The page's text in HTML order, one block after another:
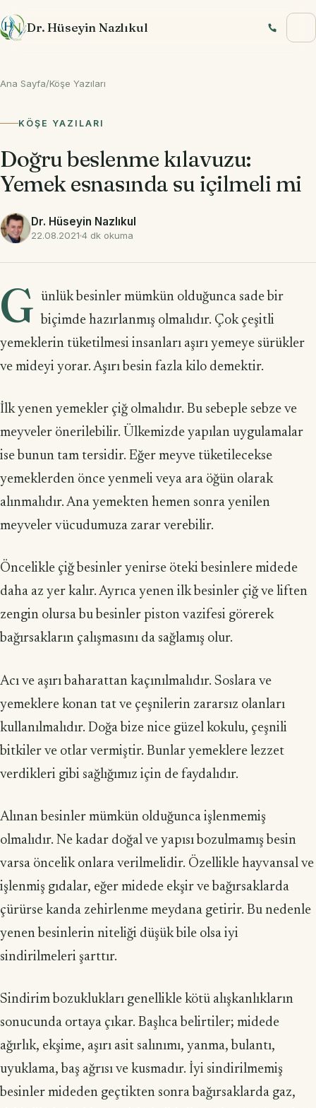
Dr. Hüseyin Nazlıkul
Ana Sayfa/Köşe Yazıları
KÖŞE YAZILARI
Doğru beslenme kılavuzu:
Yemek esnasında su içilmeli mi
Dr. Hüseyin Nazlıkul
22.08.2021 4 dk okuma
G ünlük besinler mümkün olduğunca sade bir
biçimde hazırlanmış olmalıdır. Çok çeşitli
yemeklerin tüketilmesi insanları aşırı yemeye sürükler
ve mideyi yorar. Aşırı besin fazla kilo demektir.
İlk yenen yemekler çiğ olmalıdır. Bu sebeple sebze ve
meyveler önerilebilir. Ülkemizde yapılan uygulamalar
ise bunun tam tersidir. Eğer meyve tüketilecekse
yemeklerden önce yenmeli veya ara öğün olarak
alınmalıdır. Ana yemekten hemen sonra yenilen
meyveler vücudumuza zarar verebilir.
Öncelikle çiğ besinler yenirse öteki besinlere midede
daha az yer kalır. Ayrıca yenen ilk besinler çiğ ve liften
zengin olursa bu besinler piston vazifesi görerek
bağırsakların çalışmasını da sağlamış olur.
Acı ve aşırı baharattan kaçınılmalıdır. Soslara ve
yemeklere konan tat ve çeşnilerin zararsız olanları
kullanılmalıdır. Doğa bize nice güzel kokulu, çeşnili
bitkiler ve otlar vermiştir. Bunlar yemeklere lezzet
verdikleri gibi sağlığımız için de faydalıdır.
Alınan besinler mümkün olduğunca işlenmemiş
olmalıdır. Ne kadar doğal ve yapısı bozulmamış besin
varsa öncelik onlara verilmelidir. Özellikle hayvansal ve
işlenmiş gıdalar, eğer midede ekşir ve bağırsaklarda
çürürse kanda zehirlenme meydana getirir. Bu nedenle
yenen besinlerin niteliği düşük bile olsa iyi
sindirilmeleri şarttır.
Sindirim bozuklukları genellikle kötü alışkanlıkların
sonucunda ortaya çıkar. Başlıca belirtiler; midede
ağırlık, ekşime, aşırı asit salınımı, yanma, bulantı,
uyuklama, baş ağrısı ve kusmadır. İyi sindirilmemiş
besinler mideden geçtikten sonra bağırsaklarda gaz,